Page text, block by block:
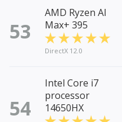
53
AMD Ryzen AI
Max+ 395
DirectX 12.0
54
Intel Core i7
processor
14650HX